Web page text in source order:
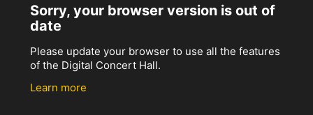
Sorry, your browser version is out of
date
Please update your browser to use all the features
of the Digital Concert Hall.
Learn more